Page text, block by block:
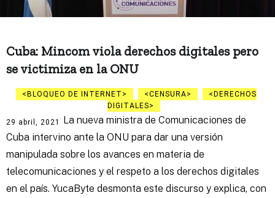
Cuba: Mincom viola derechos digitales pero
se victimiza en la ONU
BLOQUEO DE INTERNET CENSURA
DERECHOS
DIGITALES
29 abril, 2021
La nueva ministra de Comunicaciones de
Cuba intervino ante la ONU para dar una versión
manipulada sobre los avances en materia de
telecomunicaciones y el respeto a los derechos digitales
en el país. YucaByte desmonta este discurso y explica, con